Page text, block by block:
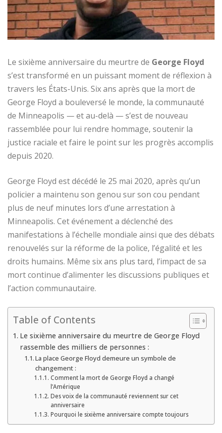
Le sixième anniversaire du meurtre de George Floyd
s’est transformé en un puissant moment de réflexion à
travers les États-Unis. Six ans après que la mort de
George Floyd a bouleversé le monde, la communauté
de Minneapolis — et au-delà — s’est de nouveau
rassemblée pour lui rendre hommage, soutenir la
justice raciale et faire le point sur les progrès accomplis
depuis 2020.
George Floyd est décédé le 25 mai 2020, après qu’un
policier a maintenu son genou sur son cou pendant
plus de neuf minutes lors d’une arrestation à
Minneapolis. Cet événement a déclenché des
manifestations à l’échelle mondiale ainsi que des débats
renouvelés sur la réforme de la police, l’égalité et les
droits humains. Même six ans plus tard, l’impact de sa
mort continue d’alimenter les discussions publiques et
l’action communautaire.
Table of Contents
Le sixième anniversaire du meurtre de George Floyd
rassemble des milliers de personnes :
La place George Floyd demeure un symbole de
changement :
Comment la mort de George Floyd a changé
l’Amérique
Des voix de la communauté reviennent sur cet
anniversaire
Pourquoi le sixième anniversaire compte toujours